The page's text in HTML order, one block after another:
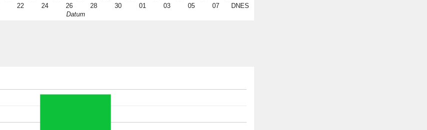
22
24
26
28
30
01
03
05
07
DNES
Datum